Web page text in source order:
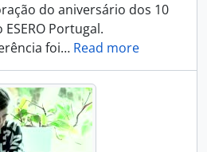
do aniversário dos 10
Portugal.
foi… Read more